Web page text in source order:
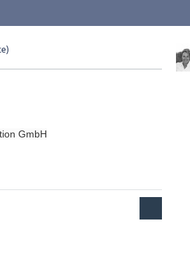
GmbH